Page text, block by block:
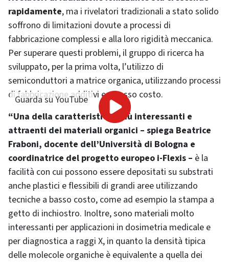
rapidamente, ma i rivelatori tradizionali a stato solido
soffrono di limitazioni dovute a processi di
fabbricazione complessi e alla loro rigidità meccanica.
Per superare questi problemi, il gruppo di ricerca ha
sviluppato, per la prima volta, l’utilizzo di
semiconduttori a matrice organica, utilizzando processi
di fabbricazione additivi e a basso costo.
Guarda su YouTube
“Una della caratteristiche più interessanti e
attraenti dei materiali organici – spiega Beatrice
Fraboni, docente dell’Università di Bologna e
coordinatrice del progetto europeo i-Flexis – è la
facilità con cui possono essere depositati su substrati
anche plastici e flessibili di grandi aree utilizzando
tecniche a basso costo, come ad esempio la stampa a
getto di inchiostro. Inoltre, sono materiali molto
interessanti per applicazioni in dosimetria medicale e
per diagnostica a raggi X, in quanto la densità tipica
delle molecole organiche è equivalente a quella dei